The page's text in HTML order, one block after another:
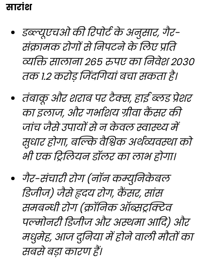
सारांश
डब्ल्यूएचओ की रिपोर्ट के अनुसार, गैर-
संक्रामक रोगों से निपटने के लिए प्रति
व्यक्ति सालाना 265 रुपए का निवेश 2030
तक 1.2 करोड़ जिंदगियां बचा सकता है।
तंबाकू और शराब पर टैक्स, हाई ब्लड प्रेशर
का इलाज, और गर्भाशय ग्रीवा कैंसर की
जांच जैसे उपायों से न केवल स्वास्थ्य में
सुधार होगा, बल्कि वैश्विक अर्थव्यवस्था को
भी एक ट्रिलियन डॉलर का लाभ होगा।
गैर-संचारी रोग (नॉन कम्युनिकेबल
डिजीज) जैसे हृदय रोग, कैंसर, सांस
समबन्धी रोग (क्रॉनिक ऑब्सट्रक्टिव
पल्मोनरी डिजीज और अस्थमा आदि) और
मधुमेह, आज दुनिया में होने वाली मौतों का
सबसे बड़ा कारण हैं।